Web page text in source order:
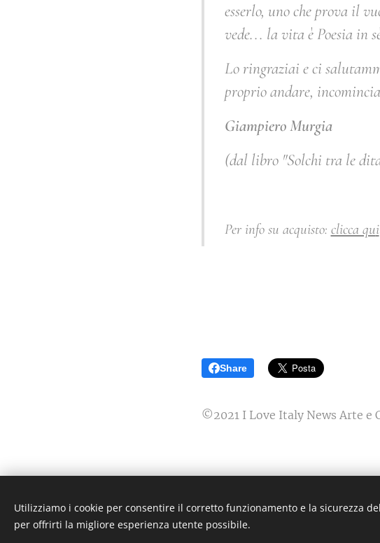
esserlo, uno che prova il
vede... la vita è Poesia in
Lo ringraziai e ci
proprio andare,
Giampiero Murgia
(dal libro "Solchi tra le
Per info su acquisto: clicca qui
Share
©2021 I Love Italy News Arte e
ILoveItaly News Arte e Cultura- Sito
Utilizziamo i cookie per consentire il corretto funzionamento e la sicurezza
per offrirti la migliore esperienza utente possibile.